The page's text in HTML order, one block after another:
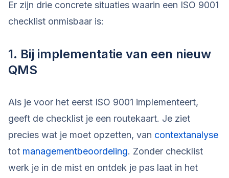
Er zijn drie concrete situaties waarin een ISO 9001
checklist onmisbaar is:
1. Bij implementatie van een nieuw
QMS
Als je voor het eerst ISO 9001 implementeert,
geeft de checklist je een routekaart. Je ziet
precies wat je moet opzetten, van contextanalyse
tot managementbeoordeling. Zonder checklist
werk je in de mist en ontdek je pas laat in het